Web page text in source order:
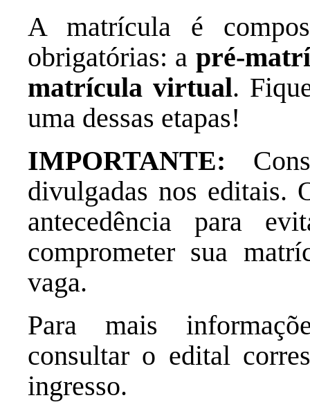
A matrícula é
obrigatórias: a pré-
matrícula virtual.
uma dessas etapas!
IMPORTANTE:
divulgadas nos editais.
antecedência para
comprometer sua
vaga.
Para mais
consultar o edital
ingresso.